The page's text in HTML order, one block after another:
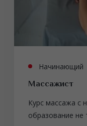
Начинающий
Массажист
Курс массажа с
образование не